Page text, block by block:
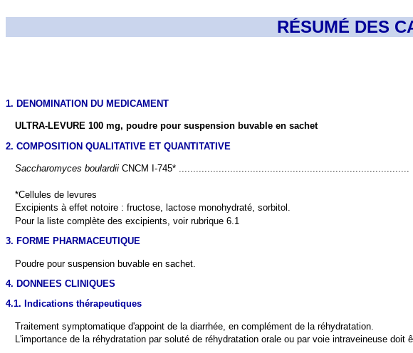
RÉSUMÉ DES
1. DENOMINATION DU MEDICAMENT
ULTRA-LEVURE 100 mg, poudre pour suspension buvable en sachet
2. COMPOSITION QUALITATIVE ET QUANTITATIVE
Saccharomyces boulardii CNCM I-745* .................................................................................
*Cellules de levures
Excipients à effet notoire : fructose, lactose monohydraté, sorbitol.
Pour la liste complète des excipients, voir rubrique 6.1
3. FORME PHARMACEUTIQUE
Poudre pour suspension buvable en sachet.
4. DONNEES CLINIQUES
4.1. Indications thérapeutiques
Traitement symptomatique d'appoint de la diarrhée, en complément de la réhydratation.
L'importance de la réhydratation par soluté de réhydratation orale ou par voie intraveineuse